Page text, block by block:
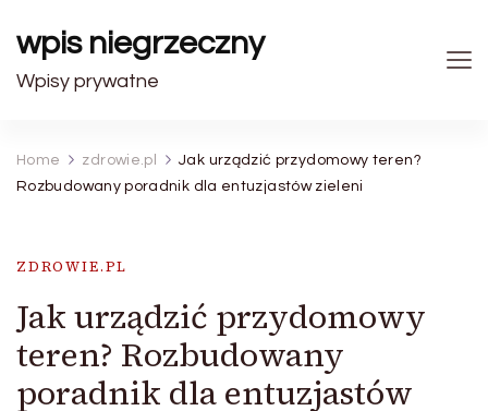
wpis niegrzeczny
Wpisy prywatne
Home zdrowie.pl
Jak urządzić przydomowy teren?
Rozbudowany poradnik dla entuzjastów zieleni
ZDROWIE.PL
Jak urządzić przydomowy
teren? Rozbudowany
poradnik dla entuzjastów